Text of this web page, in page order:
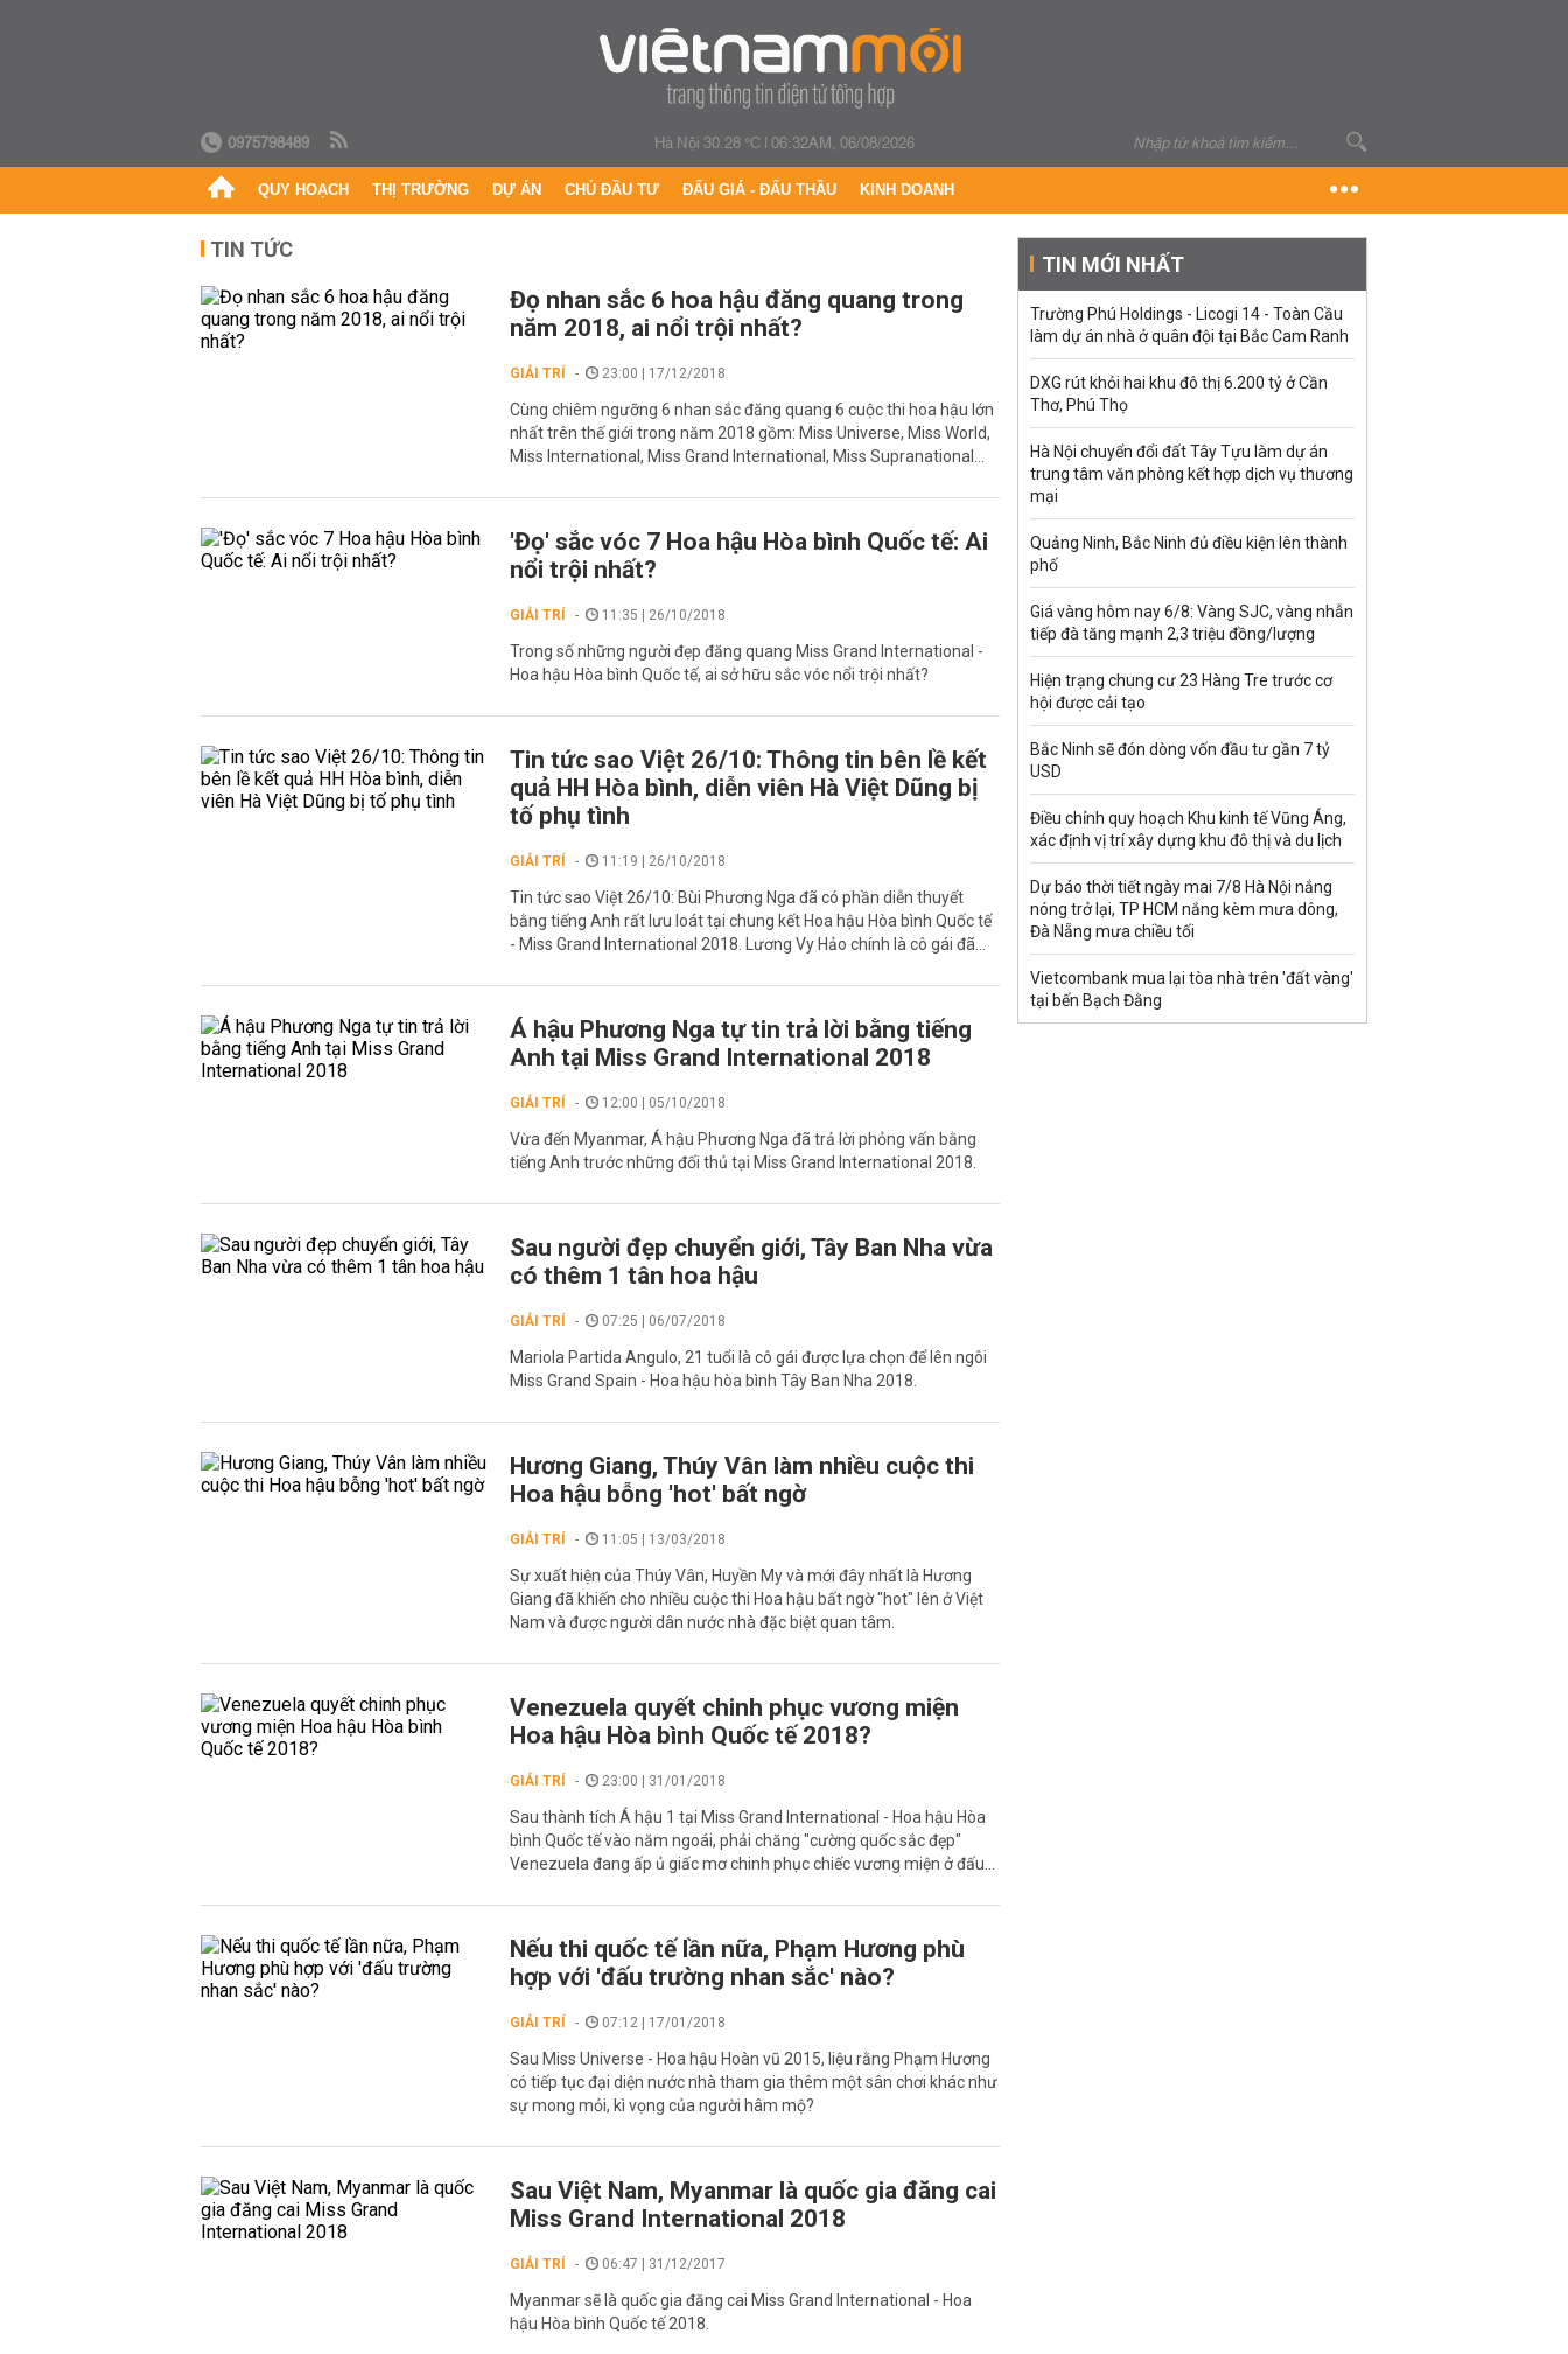
0975798489 Hà Nội 30.28 °C|06:32AM, 06/08/2026
QUY HOẠCH THỊ TRƯỜNG DỰ ÁN CHỦ ĐẦU TƯ ĐẤU GIÁ - ĐẤU THẦU KINH DOANH
TIN TỨC
Đọ nhan sắc 6 hoa hậu đăng quang trong
năm 2018, ai nổi trội nhất?
GIẢI TRÍ 23:00 | 17/12/2018
Cùng chiêm ngưỡng 6 nhan sắc đăng quang 6 cuộc thi hoa hậu lớn
nhất trên thế giới trong năm 2018 gồm: Miss Universe, Miss World,
Miss International, Miss Grand International, Miss Supranational...
'Đọ' sắc vóc 7 Hoa hậu Hòa bình Quốc tế: Ai
nổi trội nhất?
GIẢI TRÍ 11:35 | 26/10/2018
Trong số những người đẹp đăng quang Miss Grand International -
Hoa hậu Hòa bình Quốc tế, ai sở hữu sắc vóc nổi trội nhất?
Tin tức sao Việt 26/10: Thông tin bên lề kết
quả HH Hòa bình, diễn viên Hà Việt Dũng bị
tố phụ tình
GIẢI TRÍ 11:19 | 26/10/2018
Tin tức sao Việt 26/10: Bùi Phương Nga đã có phần diễn thuyết
bằng tiếng Anh rất lưu loát tại chung kết Hoa hậu Hòa bình Quốc tế
- Miss Grand International 2018. Lương Vy Hảo chính là cô gái đã...
Á hậu Phương Nga tự tin trả lời bằng tiếng
Anh tại Miss Grand International 2018
GIẢI TRÍ 12:00 | 05/10/2018
Vừa đến Myanmar, Á hậu Phương Nga đã trả lời phỏng vấn bằng
tiếng Anh trước những đối thủ tại Miss Grand International 2018.
Sau người đẹp chuyển giới, Tây Ban Nha vừa
có thêm 1 tân hoa hậu
GIẢI TRÍ 07:25 | 06/07/2018
Mariola Partida Angulo, 21 tuổi là cô gái được lựa chọn để lên ngôi
Miss Grand Spain - Hoa hậu hòa bình Tây Ban Nha 2018.
Hương Giang, Thúy Vân làm nhiều cuộc thi
Hoa hậu bỗng 'hot' bất ngờ
GIẢI TRÍ 11:05 | 13/03/2018
Sự xuất hiện của Thúy Vân, Huyền My và mới đây nhất là Hương
Giang đã khiến cho nhiều cuộc thi Hoa hậu bất ngờ "hot" lên ở Việt
Nam và được người dân nước nhà đặc biệt quan tâm.
Venezuela quyết chinh phục vương miện
Hoa hậu Hòa bình Quốc tế 2018?
GIẢI TRÍ 23:00 | 31/01/2018
Sau thành tích Á hậu 1 tại Miss Grand International - Hoa hậu Hòa
bình Quốc tế vào năm ngoái, phải chăng "cường quốc sắc đẹp"
Venezuela đang ấp ủ giấc mơ chinh phục chiếc vương miện ở đấu...
Nếu thi quốc tế lần nữa, Phạm Hương phù
hợp với 'đấu trường nhan sắc' nào?
GIẢI TRÍ 07:12 | 17/01/2018
Sau Miss Universe - Hoa hậu Hoàn vũ 2015, liệu rằng Phạm Hương
có tiếp tục đại diện nước nhà tham gia thêm một sân chơi khác như
sự mong mỏi, kì vọng của người hâm mộ?
Sau Việt Nam, Myanmar là quốc gia đăng cai
Miss Grand International 2018
GIẢI TRÍ 06:47 | 31/12/2017
Myanmar sẽ là quốc gia đăng cai Miss Grand International - Hoa
hậu Hòa bình Quốc tế 2018.
TIN MỚI NHẤT
Trường Phú Holdings - Licogi 14 - Toàn Cầu
làm dự án nhà ở quân đội tại Bắc Cam Ranh
DXG rút khỏi hai khu đô thị 6.200 tỷ ở Cần
Thơ, Phú Thọ
Hà Nội chuyển đổi đất Tây Tựu làm dự án
trung tâm văn phòng kết hợp dịch vụ thương
mại
Quảng Ninh, Bắc Ninh đủ điều kiện lên thành
phố
Giá vàng hôm nay 6/8: Vàng SJC, vàng nhẫn
tiếp đà tăng mạnh 2,3 triệu đồng/lượng
Hiện trạng chung cư 23 Hàng Tre trước cơ
hội được cải tạo
Bắc Ninh sẽ đón dòng vốn đầu tư gần 7 tỷ
USD
Điều chỉnh quy hoạch Khu kinh tế Vũng Áng,
xác định vị trí xây dựng khu đô thị và du lịch
Dự báo thời tiết ngày mai 7/8 Hà Nội nắng
nóng trở lại, TP HCM nắng kèm mưa dông,
Đà Nẵng mưa chiều tối
Vietcombank mua lại tòa nhà trên 'đất vàng'
tại bến Bạch Đằng